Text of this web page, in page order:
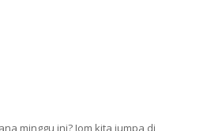
minggu ini? Jom kita jumpa di